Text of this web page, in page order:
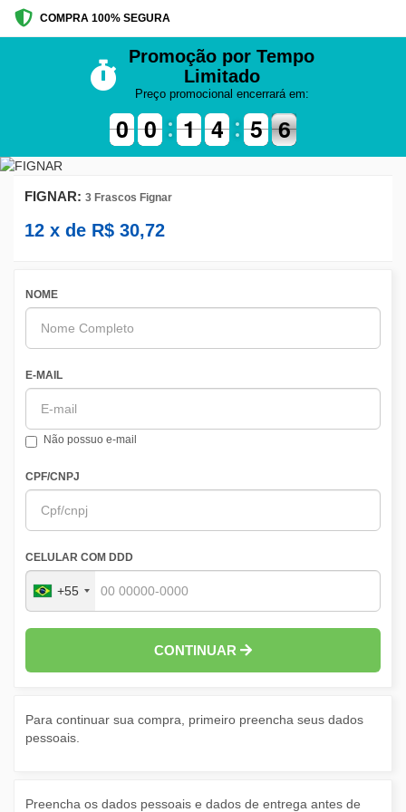
COMPRA 100% SEGURA
Promoção por Tempo
Limitado
Preço promocional encerrará em:
9
9
0
0 9
9
0
0 1
1
1
1 5
4
4 0
5
5 6
6
5
FIGNAR: 3 Frascos Fignar
12 x de R$ 30,72
NOME
E-MAIL
Não possuo e-mail
CPF/CNPJ
CELULAR COM DDD
+55
CONTINUAR
Para continuar sua compra, primeiro preencha seus dados
pessoais.
Preencha os dados pessoais e dados de entrega antes de